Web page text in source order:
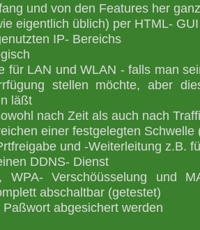
und von den Features her
eigentlich üblich) per HTML- GUI
IP- Bereichs
für LAN und WLAN - falls man
stellen möchte, aber
läßt
nach Zeit als auch nach
einer festgelegten Schwelle
und -Weiterleitung z.B.
DDNS- Dienst
WPA- Verschöüsselung und
abschaltbar (getestet)
abgesichert werden